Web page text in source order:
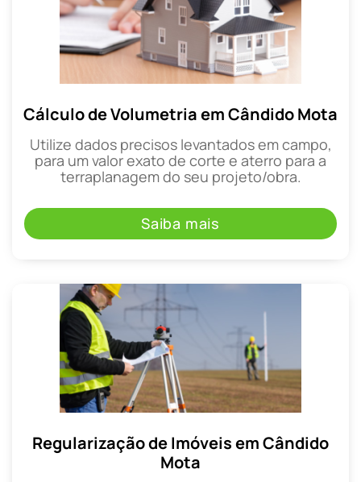
Cálculo de Volumetria em Cândido Mota
Utilize dados precisos levantados em campo,
para um valor exato de corte e aterro para a
terraplanagem do seu projeto/obra.
Saiba mais
Regularização de Imóveis em Cândido
Mota